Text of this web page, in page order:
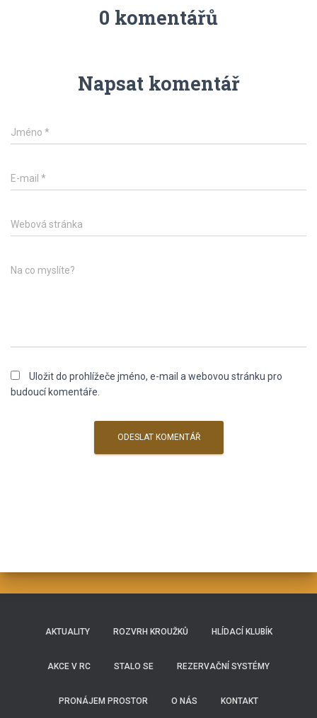
0 komentářů
Napsat komentář
Jméno *
E-mail *
Webová stránka
Na co myslíte?
Uložit do prohlížeče jméno, e-mail a webovou stránku pro
budoucí komentáře.
AKTUALITY ROZVRH KROUŽKŮ HLÍDACÍ KLUBÍK
AKCE V RC STALO SE REZERVAČNÍ SYSTÉMY
PRONÁJEM PROSTOR O NÁS KONTAKT